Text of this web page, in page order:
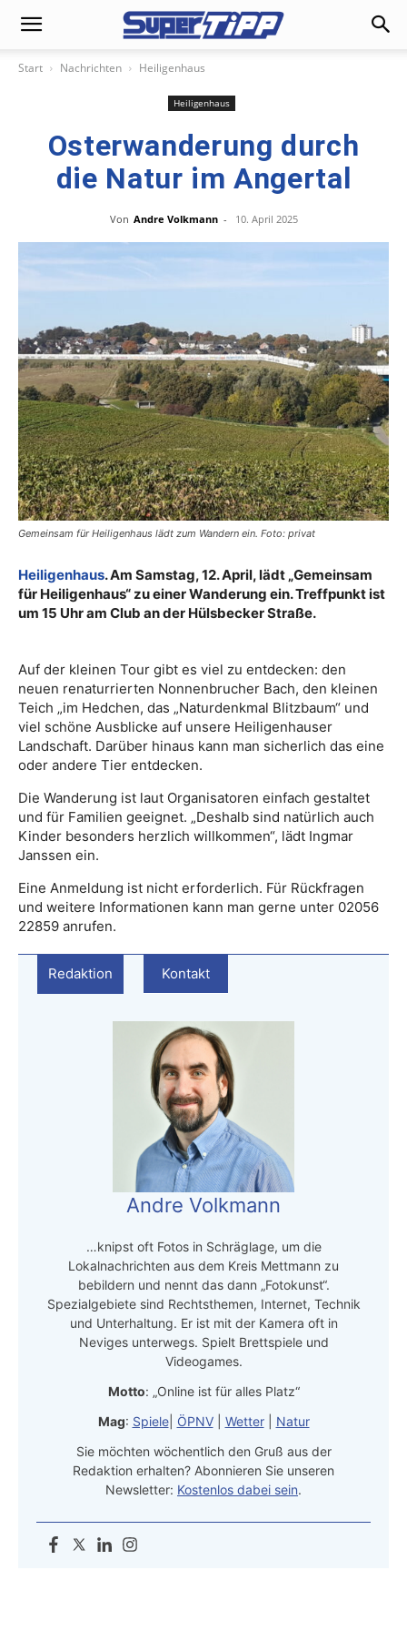
Start Nachrichten Heiligenhaus
Heiligenhaus
Osterwanderung durch
die Natur im Angertal
Von Andre Volkmann - 10. April 2025
Gemeinsam für Heiligenhaus lädt zum Wandern ein. Foto: privat
Heiligenhaus. Am Samstag, 12. April, lädt „Gemeinsam
für Heiligenhaus“ zu einer Wanderung ein. Treffpunkt ist
um 15 Uhr am Club an der Hülsbecker Straße.
Auf der kleinen Tour gibt es viel zu entdecken: den
neuen renaturrierten Nonnenbrucher Bach, den kleinen
Teich „im Hedchen, das „Naturdenkmal Blitzbaum“ und
viel schöne Ausblicke auf unsere Heiligenhauser
Landschaft. Darüber hinaus kann man sicherlich das eine
oder andere Tier entdecken.
Die Wanderung ist laut Organisatoren einfach gestaltet
und für Familien geeignet. „Deshalb sind natürlich auch
Kinder besonders herzlich willkommen“, lädt Ingmar
Janssen ein.
Eine Anmeldung ist nicht erforderlich. Für Rückfragen
und weitere Informationen kann man gerne unter 02056
22859 anrufen.
Redaktion Kontakt
Andre Volkmann
…knipst oft Fotos in Schräglage, um die
Lokalnachrichten aus dem Kreis Mettmann zu
bebildern und nennt das dann „Fotokunst“.
Spezialgebiete sind Rechtsthemen, Internet, Technik
und Unterhaltung. Er ist mit der Kamera oft in
Neviges unterwegs. Spielt Brettspiele und
Videogames.
Motto: „Online ist für alles Platz“
Mag: Spiele| ÖPNV| Wetter| Natur
Sie möchten wöchentlich den Gruß aus der
Redaktion erhalten? Abonnieren Sie unseren
Newsletter: Kostenlos dabei sein.